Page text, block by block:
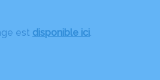
est disponible ici.